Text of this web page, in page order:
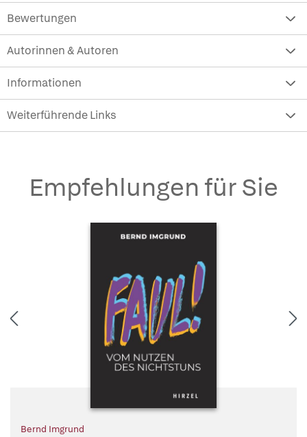
Bewertungen
Autorinnen & Autoren
Informationen
Weiterführende Links
Empfehlungen für Sie
Bernd Imgrund